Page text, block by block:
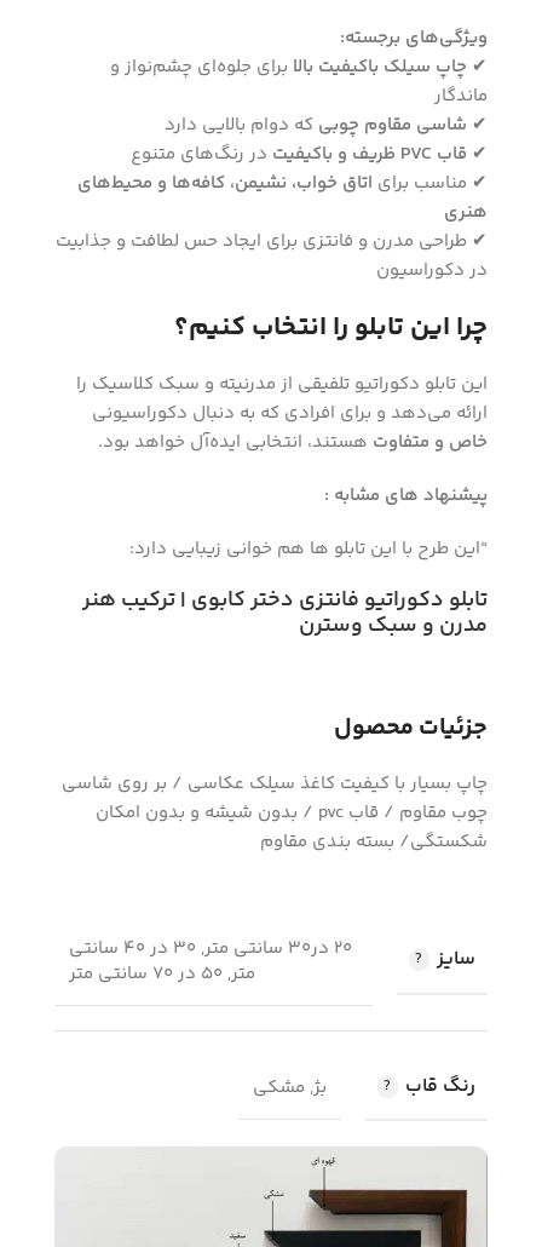
ویژگی‌های برجسته:
✔ چاپ سیلک باکیفیت بالا برای جلوه‌ای چشم‌نواز و
ماندگار
✔ شاسی مقاوم چوبی که دوام بالایی دارد
✔ قاب PVC ظریف و باکیفیت
در رنگ‌های متنوع
✔ مناسب برای اتاق خواب، نشیمن، کافه‌ها و محیط‌های
هنری
✔ طراحی مدرن و فانتزی برای ایجاد حس لطافت و جذابیت
در دکوراسیون
چرا این تابلو را انتخاب کنیم؟
این تابلو دکوراتیو تلفیقی از مدرنیته و سبک کلاسیک را
ارائه می‌دهد و برای افرادی که به دنبال دکوراسیونی
خاص و متفاوت هستند، انتخابی ایده‌آل خواهد بود.
پیشنهاد های مشابه :
“این طرح با این تابلو ها هم خوانی زیبایی دارد:
تابلو دکوراتیو فانتزی دختر کابوی | ترکیب هنر
مدرن و سبک وسترن
جزئیات محصول
چاپ بسیار با کیفیت کاغذ سیلک عکاسی / بر روی شاسی
چوب مقاوم / قاب pvc / بدون شیشه و بدون امکان
شکستگی/ بسته بندی مقاوم
سایز
20 در30 سانتی متر, 30 در 40 سانتی
متر, 50 در 70 سانتی متر
رنگ قاب بژ, مشکی